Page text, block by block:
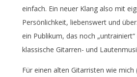
einfach. Ein neuer Klang also mit
Persönlichkeit, liebenswert und
ein Publikum, das noch
klassische Gitarren- und
Für einen alten Gitarristen wie mich